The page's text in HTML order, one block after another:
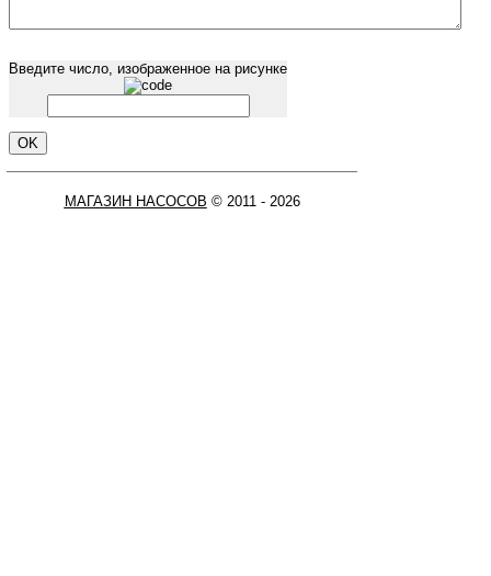
Введите число, изображенное на рисунке
МАГАЗИН НАСОСОВ © 2011 - 2026